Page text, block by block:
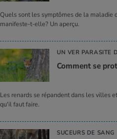
Quels sont les symptômes de la maladie
manifeste-t-elle? Un aperçu.
UN VER PARASITE
Com­ment se
Les renards se répandent dans les villes
qu'il faut faire.
SUCEURS DE SANG